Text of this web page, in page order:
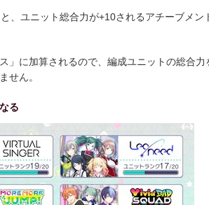
、ユニット総合力が+10されるアチーブメン
」に加算されるので、編成ユニットの総合力
せん。
る